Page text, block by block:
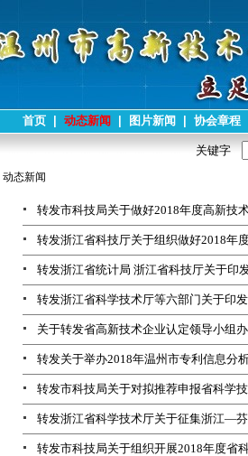
首页 动态新闻 图片新闻 协会章程
关键字
动态新闻
转发市科技局关于做好2018年度高新技
转发浙江省科技厅关于组织做好2018年
转发浙江省统计局 浙江省科技厅关于印
转发浙江省科学技术厅等六部门关于印
关于转发省高新技术企业认定领导小组
转发关于举办2018年温州市专利信息分
转发市科技局关于对拟推荐申报省科学
转发浙江省科学技术厅关于征集浙江—
转发市科技局关于组织开展2018年度省